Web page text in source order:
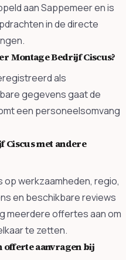
aan Sappemeer en is
in de directe
Montage Bedrijf Ciscus?
als
gegevens gaat de
een personeelsomvang
Ciscus met andere
op werkzaamheden, regio,
en beschikbare reviews
meerdere offertes aan om
te zetten.
offerte aanvragen bij